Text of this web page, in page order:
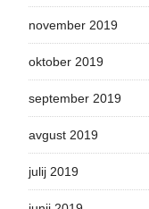
november 2019
oktober 2019
september 2019
avgust 2019
julij 2019